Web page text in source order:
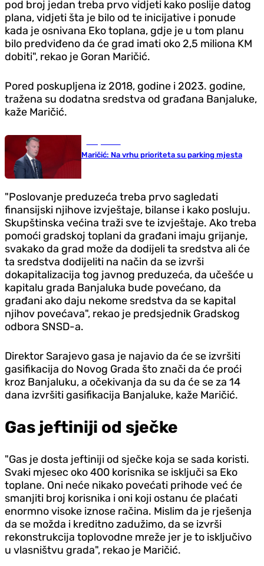
pod broj jedan treba prvo vidjeti kako poslije datog
plana, vidjeti šta je bilo od te inicijative i ponude
kada je osnivana Eko toplana, gdje je u tom planu
bilo predviđeno da će grad imati oko 2,5 miliona KM
dobiti", rekao je Goran Maričić.
Pored poskupljena iz 2018, godine i 2023. godine,
tražena su dodatna sredstva od građana Banjaluke,
kaže Maričić.
Maričić: Na vrhu prioriteta su parking mjesta
"Poslovanje preduzeća treba prvo sagledati
finansijski njihove izvještaje, bilanse i kako posluju.
Skupštinska većina traži sve te izvještaje. Ako treba
pomoći gradskoj toplani da građani imaju grijanje,
svakako da grad može da dodijeli ta sredstva ali će
ta sredstva dodijeliti na način da se izvrši
dokapitalizacija tog javnog preduzeća, da učešće u
kapitalu grada Banjaluka bude povećano, da
građani ako daju nekome sredstva da se kapital
njihov povećava", rekao je predsjednik Gradskog
odbora SNSD-a.
Direktor Sarajevo gasa je najavio da će se izvršiti
gasifikacija do Novog Grada što znači da će proći
kroz Banjaluku, a očekivanja da su da će se za 14
dana izvršiti gasifikacija Banjaluke, kaže Maričić.
Gas jeftiniji od sječke
"Gas je dosta jeftiniji od sječke koja se sada koristi.
Svaki mjesec oko 400 korisnika se isključi sa Eko
toplane. Oni neće nikako povećati prihode već će
smanjiti broj korisnika i oni koji ostanu će plaćati
enormno visoke iznose račina. Mislim da je rješenja
da se možda i kreditno zadužimo, da se izvrši
rekonstrukcija toplovodne mreže jer je to isključivo
u vlasništvu grada", rekao je Maričić.